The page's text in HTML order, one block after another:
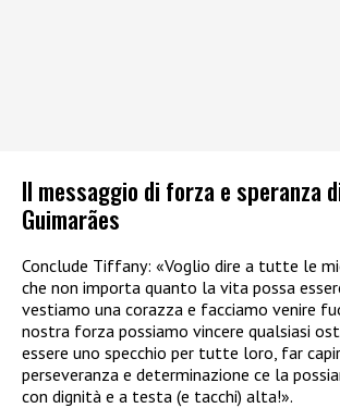
Il messaggio di forza e speranza
Guimarães
Conclude Tiffany: «Voglio dire a tutte le
che non importa quanto la vita possa
vestiamo una corazza e facciamo venire
nostra forza possiamo vincere qualsiasi
essere uno specchio per tutte loro, far
perseveranza e determinazione ce la
con dignità e a testa (e tacchi) alta!».